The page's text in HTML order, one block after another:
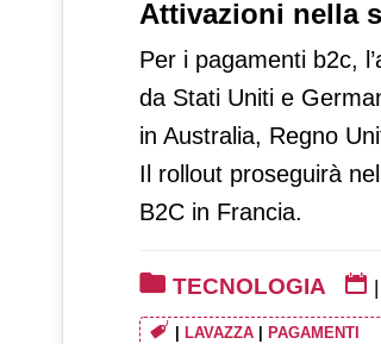
Attivazioni nella
Per i pagamenti b2c,
da Stati Uniti e
in Australia, Regno
Il rollout proseguirà
B2C in Francia.
TECNOLOGIA |
LAVAZZA PAGAMENTI